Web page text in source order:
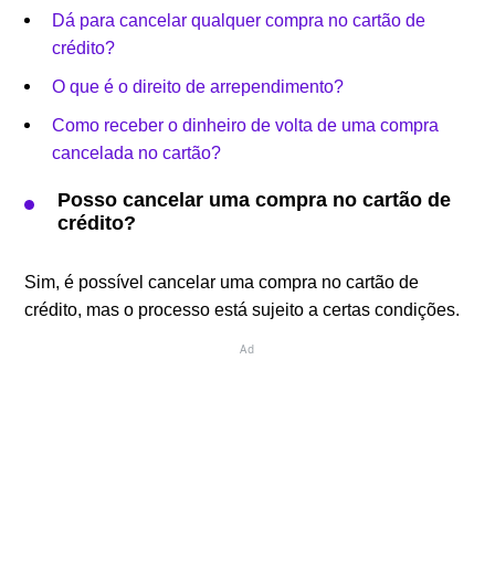
Dá para cancelar qualquer compra no cartão de
crédito?
O que é o direito de arrependimento?
Como receber o dinheiro de volta de uma compra
cancelada no cartão?
Posso cancelar uma compra no cartão de
crédito?
Sim, é possível cancelar uma compra no cartão de
crédito, mas o processo está sujeito a certas condições.
Ad